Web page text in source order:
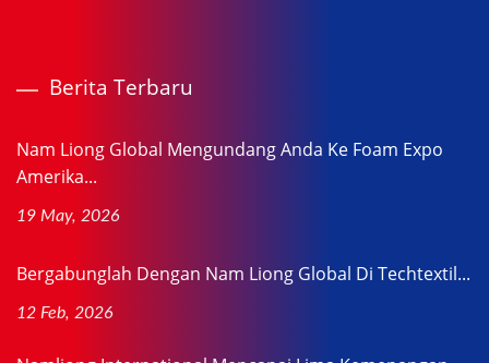
Berita Terbaru
Nam Liong Global Mengundang Anda Ke Foam Expo
Amerika...
19 May, 2026
Bergabunglah Dengan Nam Liong Global Di Techtextil...
12 Feb, 2026